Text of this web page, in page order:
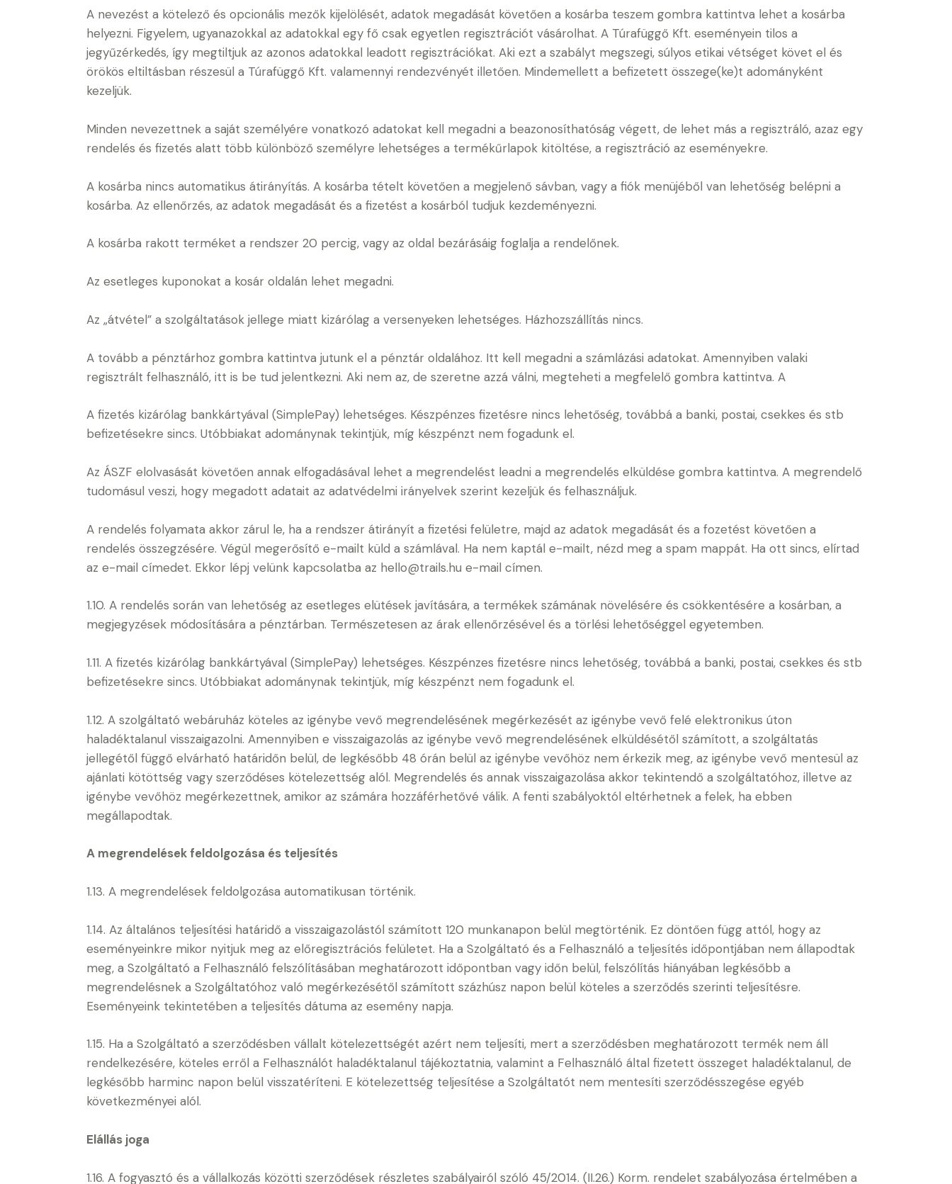
A nevezést a kötelező és opcionális mezők kijelölését, adatok megadását követően a kosárba teszem gombra kattintva lehet a kosárba
helyezni. Figyelem, ugyanazokkal az adatokkal egy fő csak egyetlen regisztrációt vásárolhat. A Túrafüggő Kft. eseményein tilos a
jegyűzérkedés, így megtiltjuk az azonos adatokkal leadott regisztrációkat. Aki ezt a szabályt megszegi, súlyos etikai vétséget követ el és
örökös eltiltásban részesül a Túrafüggő Kft. valamennyi rendezvényét illetően. Mindemellett a befizetett összege(ke)t adományként
kezeljük.
Minden nevezettnek a saját személyére vonatkozó adatokat kell megadni a beazonosíthatóság végett, de lehet más a regisztráló, azaz egy
rendelés és fizetés alatt több különböző személyre lehetséges a termékűrlapok kitöltése, a regisztráció az eseményekre.
A kosárba nincs automatikus átirányítás. A kosárba tételt követően a megjelenő sávban, vagy a fiók menüjéből van lehetőség belépni a
kosárba. Az ellenőrzés, az adatok megadását és a fizetést a kosárból tudjuk kezdeményezni.
A kosárba rakott terméket a rendszer 20 percig, vagy az oldal bezárásáig foglalja a rendelőnek.
Az esetleges kuponokat a kosár oldalán lehet megadni.
Az „átvétel” a szolgáltatások jellege miatt kizárólag a versenyeken lehetséges. Házhozszállítás nincs.
A tovább a pénztárhoz gombra kattintva jutunk el a pénztár oldalához. Itt kell megadni a számlázási adatokat. Amennyiben valaki
regisztrált felhasználó, itt is be tud jelentkezni. Aki nem az, de szeretne azzá válni, megteheti a megfelelő gombra kattintva. A
A fizetés kizárólag bankkártyával (SimplePay) lehetséges. Készpénzes fizetésre nincs lehetőség, továbbá a banki, postai, csekkes és stb
befizetésekre sincs. Utóbbiakat adománynak tekintjük, míg készpénzt nem fogadunk el.
Az ÁSZF elolvasását követően annak elfogadásával lehet a megrendelést leadni a megrendelés elküldése gombra kattintva. A megrendelő
tudomásul veszi, hogy megadott adatait az adatvédelmi irányelvek szerint kezeljük és felhasználjuk.
A rendelés folyamata akkor zárul le, ha a rendszer átirányít a fizetési felületre, majd az adatok megadását és a fozetést követően a
rendelés összegzésére. Végül megerősítő e-mailt küld a számlával. Ha nem kaptál e-mailt, nézd meg a spam mappát. Ha ott sincs, elírtad
az e-mail címedet. Ekkor lépj velünk kapcsolatba az hello@trails.hu e-mail címen.
1.10. A rendelés során van lehetőség az esetleges elütések javítására, a termékek számának növelésére és csökkentésére a kosárban, a
megjegyzések módosítására a pénztárban. Természetesen az árak ellenőrzésével és a törlési lehetőséggel egyetemben.
1.11. A fizetés kizárólag bankkártyával (SimplePay) lehetséges. Készpénzes fizetésre nincs lehetőség, továbbá a banki, postai, csekkes és stb
befizetésekre sincs. Utóbbiakat adománynak tekintjük, míg készpénzt nem fogadunk el.
1.12. A szolgáltató webáruház köteles az igénybe vevő megrendelésének megérkezését az igénybe vevő felé elektronikus úton
haladéktalanul visszaigazolni. Amennyiben e visszaigazolás az igénybe vevő megrendelésének elküldésétől számított, a szolgáltatás
jellegétől függő elvárható határidőn belül, de legkésőbb 48 órán belül az igénybe vevőhöz nem érkezik meg, az igénybe vevő mentesül az
ajánlati kötöttség vagy szerződéses kötelezettség alól. Megrendelés és annak visszaigazolása akkor tekintendő a szolgáltatóhoz, illetve az
igénybe vevőhöz megérkezettnek, amikor az számára hozzáférhetővé válik. A fenti szabályoktól eltérhetnek a felek, ha ebben
megállapodtak.
A megrendelések feldolgozása és teljesítés
1.13. A megrendelések feldolgozása automatikusan történik.
1.14. Az általános teljesítési határidő a visszaigazolástól számított 120 munkanapon belül megtörténik. Ez döntően függ attól, hogy az
eseményeinkre mikor nyitjuk meg az előregisztrációs felületet. Ha a Szolgáltató és a Felhasználó a teljesítés időpontjában nem állapodtak
meg, a Szolgáltató a Felhasználó felszólításában meghatározott időpontban vagy időn belül, felszólítás hiányában legkésőbb a
megrendelésnek a Szolgáltatóhoz való megérkezésétől számított százhúsz napon belül köteles a szerződés szerinti teljesítésre.
Eseményeink tekintetében a teljesítés dátuma az esemény napja.
1.15. Ha a Szolgáltató a szerződésben vállalt kötelezettségét azért nem teljesíti, mert a szerződésben meghatározott termék nem áll
rendelkezésére, köteles erről a Felhasználót haladéktalanul tájékoztatnia, valamint a Felhasználó által fizetett összeget haladéktalanul, de
legkésőbb harminc napon belül visszatéríteni. E kötelezettség teljesítése a Szolgáltatót nem mentesíti szerződésszegése egyéb
következményei alól.
Elállás joga
1.16. A fogyasztó és a vállalkozás közötti szerződések részletes szabályairól szóló 45/2014. (II.26.) Korm. rendelet szabályozása értelmében a